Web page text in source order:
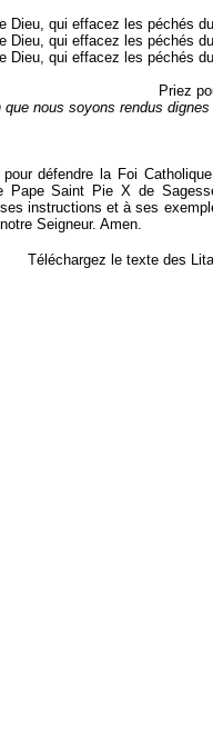
Dieu, qui effacez les péchés
Dieu, qui effacez les péchés
Dieu, qui effacez les péchés
Priez
que nous soyons rendus
pour défendre la Foi
Pape Saint Pie X de
instructions et à ses
Seigneur. Amen.
Téléchargez le texte des